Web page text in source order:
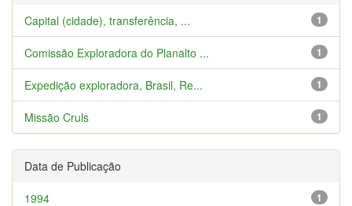
1
Capital (cidade), transferência, ...
1
Comissão Exploradora do Planalto ...
1
Expedição exploradora, Brasil, Re...
1
Missão Cruls
Data de Publicação
1
1994